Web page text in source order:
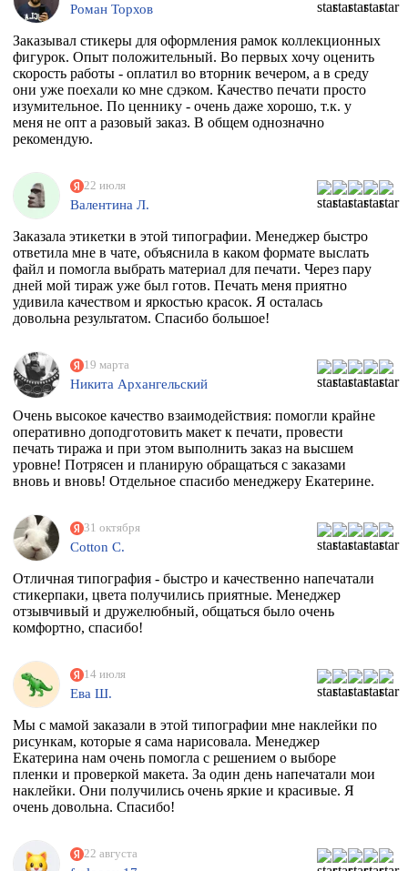
Роман Торхов
Заказывал стикеры для оформления рамок коллекционных
фигурок. Опыт положительный. Во первых хочу оценить
скорость работы - оплатил во вторник вечером, а в среду
они уже поехали ко мне сдэком. Качество печати просто
изумительное. По ценнику - очень даже хорошо, т.к. у
меня не опт а разовый заказ. В общем однозначно
рекомендую.
22 июля
Валентина Л.
Заказала этикетки в этой типографии. Менеджер быстро
ответила мне в чате, объяснила в каком формате выслать
файл и помогла выбрать материал для печати. Через пару
дней мой тираж уже был готов. Печать меня приятно
удивила качеством и яркостью красок. Я осталась
довольна результатом. Спасибо большое!
19 марта
Никита Архангельский
Очень высокое качество взаимодействия: помогли крайне
оперативно доподготовить макет к печати, провести
печать тиража и при этом выполнить заказ на высшем
уровне! Потрясен и планирую обращаться с заказами
вновь и вновь! Отдельное спасибо менеджеру Екатерине.
31 октября
Cotton C.
Отличная типография - быстро и качественно напечатали
стикерпаки, цвета получились приятные. Менеджер
отзывчивый и дружелюбный, общаться было очень
комфортно, спасибо!
14 июля
Ева Ш.
Мы с мамой заказали в этой типографии мне наклейки по
рисункам, которые я сама нарисовала. Менеджер
Екатерина нам очень помогла с решением о выборе
пленки и проверкой макета. За один день напечатали мои
наклейки. Они получились очень яркие и красивые. Я
очень довольна. Спасибо!
22 августа